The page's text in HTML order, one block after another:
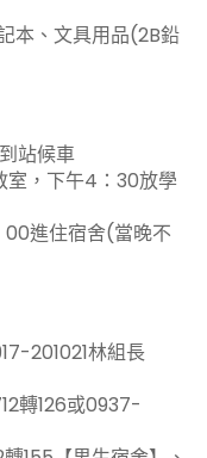
本、文具用品(2B鉛
站候車
室，下午4：30放學
進住宿舍(當晚不
201021林組長
轉126或0937-